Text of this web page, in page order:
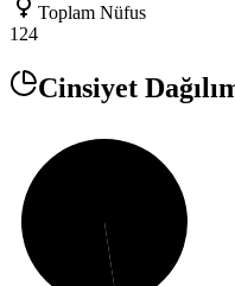
Toplam Nüfus
124
Cinsiyet